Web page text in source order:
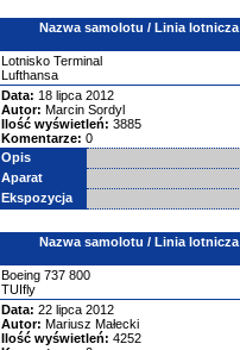
Nazwa samolotu / Linia lotnicza
Lotnisko Terminal
Lufthansa
Data: 18 lipca 2012
Autor: Marcin Sordyl
Ilość wyświetleń: 3885
Komentarze: 0
Opis
Aparat
Ekspozycja
Nazwa samolotu / Linia lotnicza
Boeing 737 800
TUIfly
Data: 22 lipca 2012
Autor: Mariusz Małecki
Ilość wyświetleń: 4252